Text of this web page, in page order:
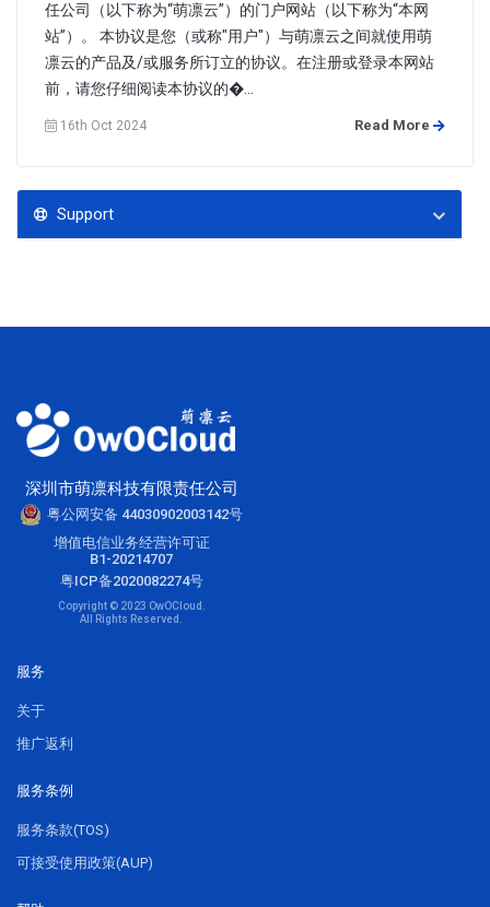
任公司（以下称为“萌凛云”）的门户网站（以下称为“本网
站”）。 本协议是您（或称"用户"）与萌凛云之间就使用萌
凛云的产品及/或服务所订立的协议。在注册或登录本网站
前，请您仔细阅读本协议的�...
16th Oct 2024 Read More
Support
深圳市萌凛科技有限责任公司
粤公网安备 44030902003142号
增值电信业务经营许可证
B1-20214707
粤ICP备2020082274号
Copyright © 2023 OwOCloud.
All Rights Reserved.
服务
关于
推广返利
服务条例
服务条款(TOS)
可接受使用政策(AUP)